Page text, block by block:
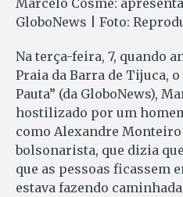
Marcelo Cosme:
GloboNews | Foto:
Na terça-feira, 7, quando
Praia da Barra de Tijuca,
Pauta” (da GloboNews),
hostilizado por um
como Alexandre
bolsonarista, que dizia
que as pessoas ficassem
estava fazendo